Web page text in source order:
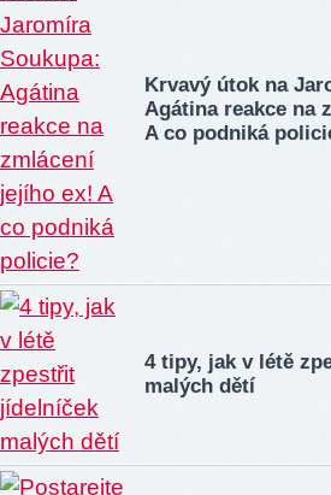
Krvavý útok na
Agátina reakce na
A co podniká
4 tipy, jak v létě
malých dětí